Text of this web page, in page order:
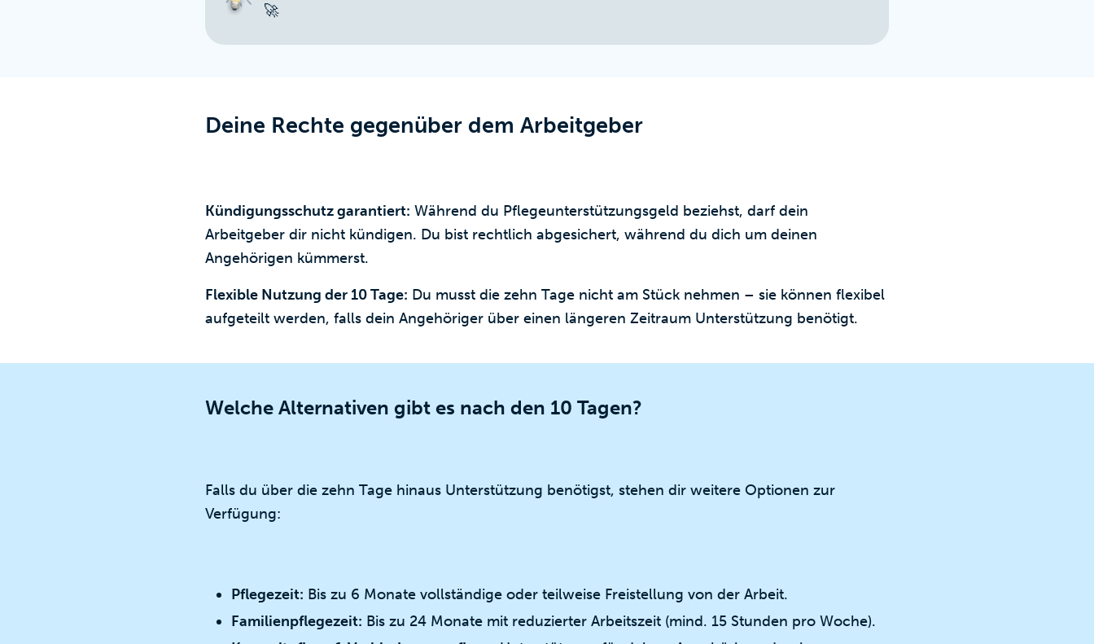
🚀
Deine Rechte gegenüber dem Arbeitgeber
Kündigungsschutz garantiert: Während du Pflegeunterstützungsgeld beziehst, darf dein
Arbeitgeber dir nicht kündigen. Du bist rechtlich abgesichert, während du dich um deinen
Angehörigen kümmerst.
Flexible Nutzung der 10 Tage: Du musst die zehn Tage nicht am Stück nehmen – sie können flexibel
aufgeteilt werden, falls dein Angehöriger über einen längeren Zeitraum Unterstützung benötigt.
Welche Alternativen gibt es nach den 10 Tagen?
Falls du über die zehn Tage hinaus Unterstützung benötigst, stehen dir weitere Optionen zur
Verfügung:
Pflegezeit: Bis zu 6 Monate vollständige oder teilweise Freistellung von der Arbeit.
Familienpflegezeit: Bis zu 24 Monate mit reduzierter Arbeitszeit (mind. 15 Stunden pro Woche).